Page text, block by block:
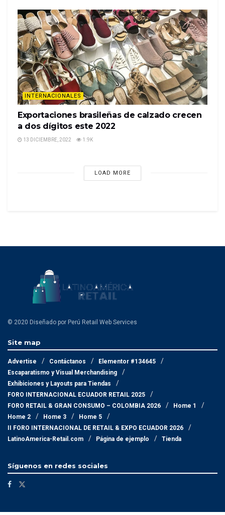
INTERNACIONALES
Exportaciones brasileñas de calzado crecen
a dos dígitos este 2022
13 DICIEMBRE, 2022 1.9K
LOAD MORE
© 2020 Diseñado por Perú Retail Web Services
Site map
Advertise Contáctanos
Elementor #134645
Escaparatismo y Visual Merchandising
Exhibiciones y Layouts para Tiendas
FORO INTERNACIONAL ECUADOR RETAIL 2025
FORO RETAIL & GRAN CONSUMO – COLOMBIA 2026
Home 1
Home 2
Home 3
Home 5
II FORO INTERNACIONAL DE RETAIL & EXPO ECUADOR 2026
LatinoAmerica-Retail.com
Página de ejemplo Tienda
Síguenos en redes sociales